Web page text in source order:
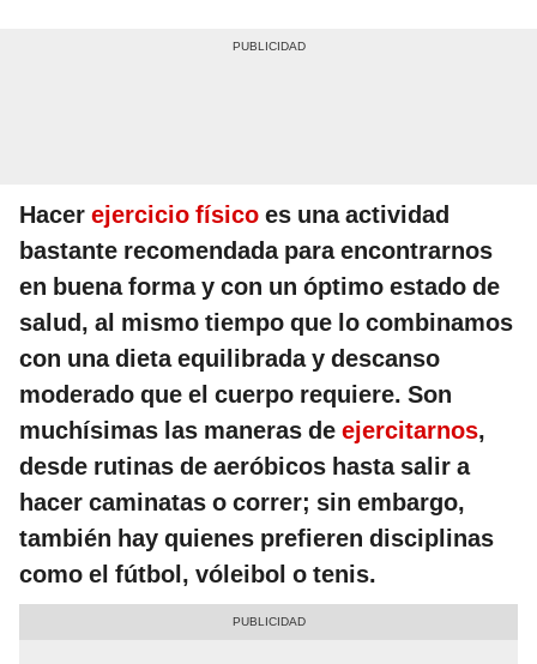
Hacer ejercicio físico es una actividad
bastante recomendada para encontrarnos
en buena forma y con un óptimo estado de
salud, al mismo tiempo que lo combinamos
con una dieta equilibrada y descanso
moderado que el cuerpo requiere. Son
muchísimas las maneras de ejercitarnos,
desde rutinas de aeróbicos hasta salir a
hacer caminatas o correr; sin embargo,
también hay quienes prefieren disciplinas
como el fútbol, vóleibol o tenis.